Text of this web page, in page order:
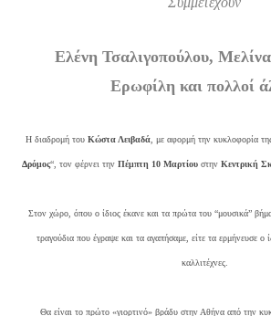
Ελένη Τσαλιγοπούλου,
Ερωφίλη και πολλοί
Η διαδρομή του Κώστα Λειβαδά , με αφορμή την κυκλοφορία
Δρόμος“, τον φέρνει την Πέμπτη 10 Μαρτίουστην Κεντρική
Στον χώρο, όπου ο ίδιος έκανε και τα πρώτα του “μουσικά”
τραγούδια που έγραψε και τα αγαπήσαμε, είτε τα ερμήνευσε ο
καλλιτέχνες.
Θα είναι το πρώτο «γιορτινό» βράδυ στην Αθήνα από την